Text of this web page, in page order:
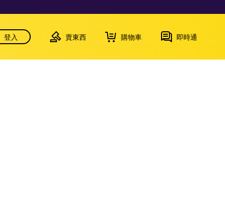
登入 賣東西 購物車 即時通